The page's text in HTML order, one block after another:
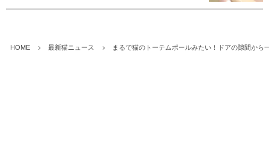
HOME 最新猫ニュース まるで猫のトーテムポールみたい！ドアの隙間か